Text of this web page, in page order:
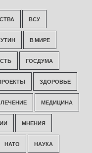
ВСУ
В МИРЕ
ГОСДУМА
ЗДОРОВЬЕ
ЛЕЧЕНИЕ МЕДИЦИНА
МНЕНИЯ
НАТО НАУКА